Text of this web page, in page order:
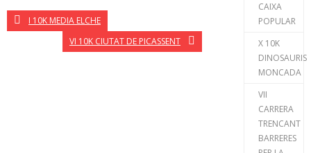
I 10K MEDIA ELCHE
VI 10K CIUTAT DE PICASSENT
CAIXA
POPULAR
X 10K
DINOSAURIS
MONCADA
VII
CARRERA
TRENCANT
BARRERES